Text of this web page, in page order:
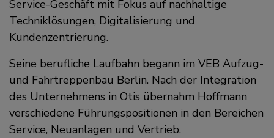
Service-Geschäft mit Fokus auf nachhaltige
Techniklösungen, Digitalisierung und
Kundenzentrierung.
Seine berufliche Laufbahn begann im VEB Aufzug-
und Fahrtreppenbau Berlin. Nach der Integration
des Unternehmens in Otis übernahm Hoffmann
verschiedene Führungspositionen in den Bereichen
Service, Neuanlagen und Vertrieb.